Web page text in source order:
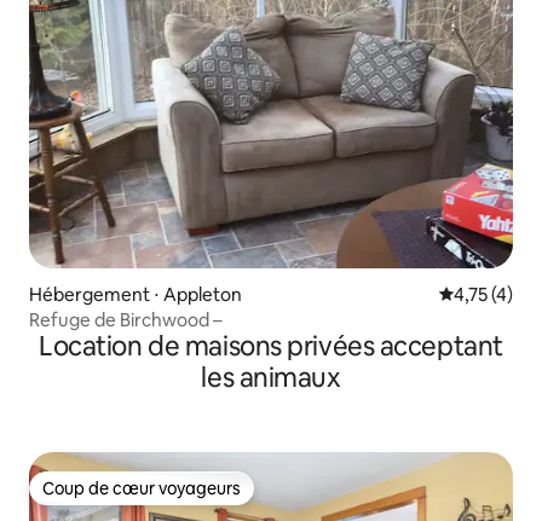
Hébergement ⋅ Appleton Évaluation
4,75 (4)
Refuge de Birchwood –
Location de maisons privées acceptant
les animaux
Coup de cœur voyageurs
Coup de cœur voyageurs